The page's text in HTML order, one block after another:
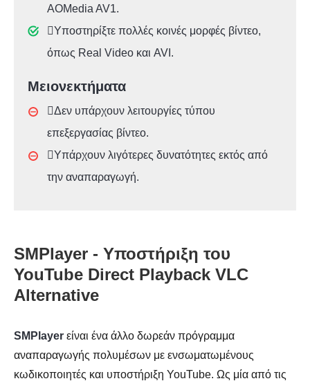
AOMedia AV1.
Υποστηρίξτε πολλές κοινές μορφές βίντεο,
όπως Real Video και AVI.
Μειονεκτήματα
Δεν υπάρχουν λειτουργίες τύπου
επεξεργασίας βίντεο.
Υπάρχουν λιγότερες δυνατότητες εκτός από
την αναπαραγωγή.
SMPlayer - Υποστήριξη του
YouTube Direct Playback VLC
Alternative
SMPlayer είναι ένα άλλο δωρεάν πρόγραμμα
αναπαραγωγής πολυμέσων με ενσωματωμένους
κωδικοποιητές και υποστήριξη YouTube. Ως μία από τις